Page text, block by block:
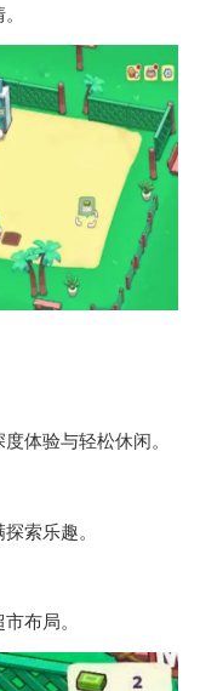
体验与轻松休闲。
索乐趣。
布局。